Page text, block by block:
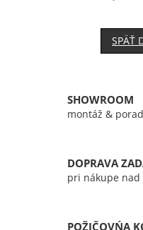
SPÄŤ
SHOWROOM
montáž &
DOPRAVA
pri nákupe nad
POŽIČOVŃA